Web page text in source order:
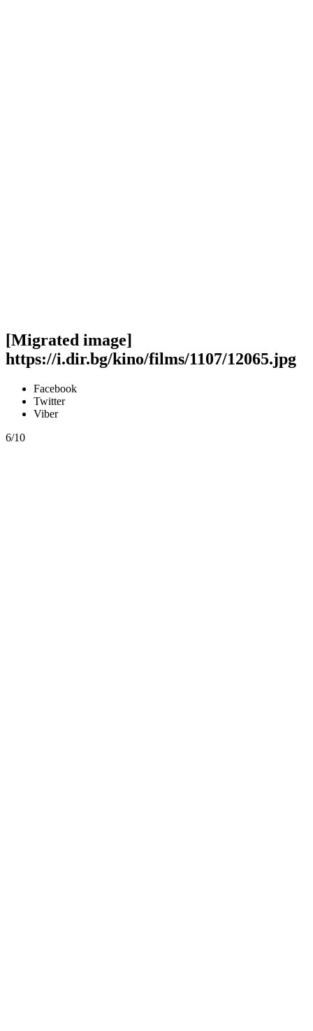
[Migrated image]
https://i.dir.bg/kino/films/1107/12065.jpg
Facebook
Twitter
Viber
6/10